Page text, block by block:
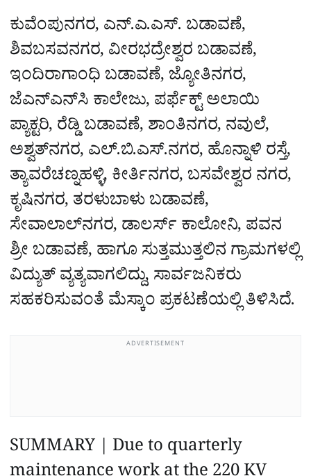
ಕುವೆಂಪುನಗರ, ಎನ್.ಎ.ಎಸ್. ಬಡಾವಣೆ,
ಶಿವಬಸವನಗರ, ವೀರಭದ್ರೇಶ್ವರ ಬಡಾವಣೆ,
ಇಂದಿರಾಗಾಂಧಿ ಬಡಾವಣೆ, ಜ್ಯೋತಿನಗರ,
ಜೆಎನ್‌ಎನ್‌ಸಿ ಕಾಲೇಜು, ಪರ್ಫೆಕ್ಟ್ ಅಲಾಯಿ
ಪ್ಯಾಕ್ಟರಿ, ರೆಡ್ಡಿ ಬಡಾವಣೆ, ಶಾಂತಿನಗರ, ನವುಲೆ,
ಅಶ್ವತ್‌ನಗರ, ಎಲ್.ಬಿ.ಎಸ್.ನಗರ, ಹೊನ್ನಾಳಿ ರಸ್ತೆ,
ತ್ಯಾವರೆಚಣ್ನಹಳ್ಳಿ, ಕೀರ್ತಿನಗರ, ಬಸವೇಶ್ವರ ನಗರ,
ಕೃಷಿನಗರ, ತರಳುಬಾಳು ಬಡಾವಣೆ,
ಸೇವಾಲಾಲ್‌ನಗರ, ಡಾಲರ್ಸ್ ಕಾಲೋನಿ, ಪವನ
ಶ್ರೀ ಬಡಾವಣೆ, ಹಾಗೂ ಸುತ್ತಮುತ್ತಲಿನ ಗ್ರಾಮಗಳಲ್ಲಿ
ವಿದ್ಯುತ್ ವ್ಯತ್ಯವಾಗಲಿದ್ದು, ಸಾರ್ವಜನಿಕರು
ಸಹಕರಿಸುವಂತೆ ಮೆಸ್ಕಾಂ ಪ್ರಕಟಣೆಯಲ್ಲಿ ತಿಳಿಸಿದೆ.
ADVERTISEMENT
SUMMARY | Due to quarterly